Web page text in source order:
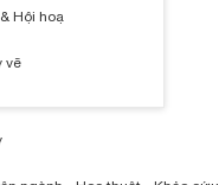
Hội hoạ
vẽ